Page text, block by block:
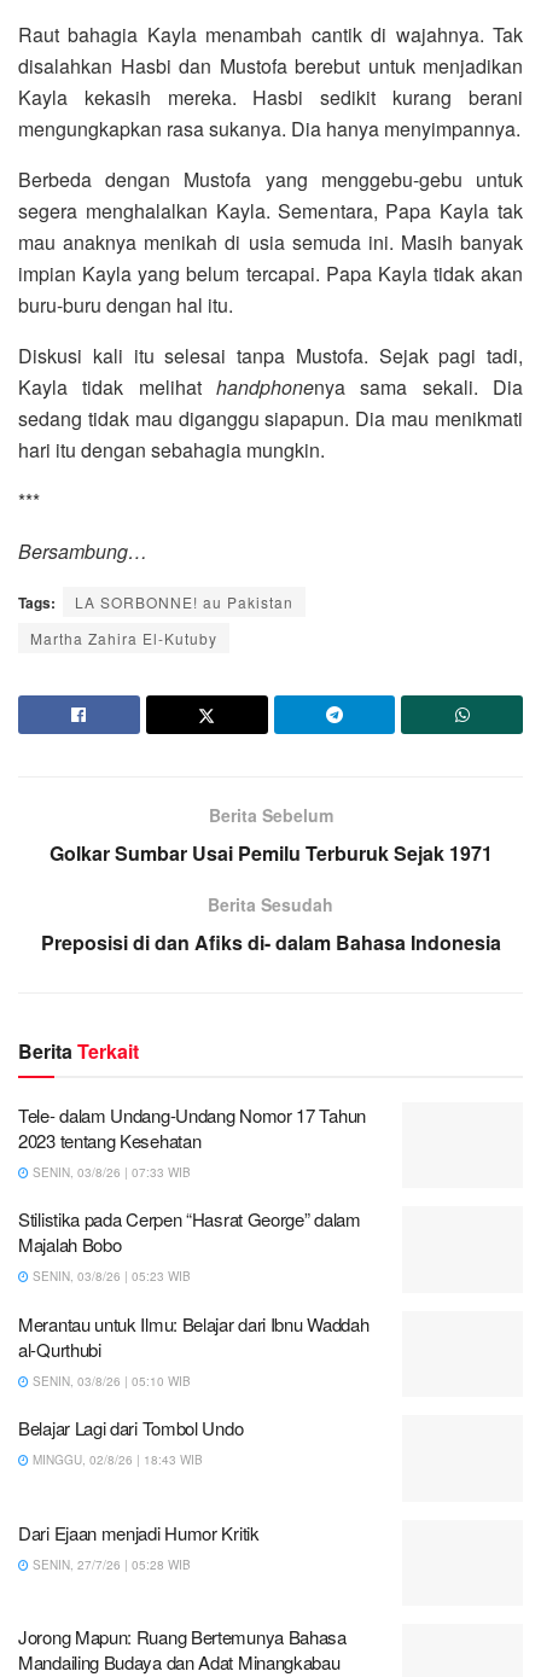
Raut bahagia Kayla menambah cantik di wajahnya. Tak
disalahkan Hasbi dan Mustofa berebut untuk menjadikan
Kayla kekasih mereka. Hasbi sedikit kurang berani
mengungkapkan rasa sukanya. Dia hanya menyimpannya.
Berbeda dengan Mustofa yang menggebu-gebu untuk
segera menghalalkan Kayla. Sementara, Papa Kayla tak
mau anaknya menikah di usia semuda ini. Masih banyak
impian Kayla yang belum tercapai. Papa Kayla tidak akan
buru-buru dengan hal itu.
Diskusi kali itu selesai tanpa Mustofa. Sejak pagi tadi,
Kayla tidak melihat handphonenya sama sekali. Dia
sedang tidak mau diganggu siapapun. Dia mau menikmati
hari itu dengan sebahagia mungkin.
***
Bersambung…
Tags:
LA SORBONNE! au Pakistan
Martha Zahira El-Kutuby
Berita Sebelum
Golkar Sumbar Usai Pemilu Terburuk Sejak 1971
Berita Sesudah
Preposisi di dan Afiks di- dalam Bahasa Indonesia
BeritaTerkait
Tele- dalam Undang-Undang Nomor 17 Tahun
2023 tentang Kesehatan
SENIN, 03/8/26 | 07:33 WIB
Stilistika pada Cerpen “Hasrat George” dalam
Majalah Bobo
SENIN, 03/8/26 | 05:23 WIB
Merantau untuk Ilmu: Belajar dari Ibnu Waddah
al-Qurthubi
SENIN, 03/8/26 | 05:10 WIB
Belajar Lagi dari Tombol Undo
MINGGU, 02/8/26 | 18:43 WIB
Dari Ejaan menjadi Humor Kritik
SENIN, 27/7/26 | 05:28 WIB
Jorong Mapun: Ruang Bertemunya Bahasa
Mandailing Budaya dan Adat Minangkabau